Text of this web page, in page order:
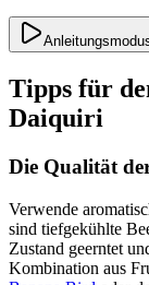
Tipps für
Daiquiri
Die Qualität
Verwende
sind tiefgekühlte
Zustand geerntet
Kombination aus